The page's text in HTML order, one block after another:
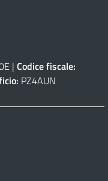
| Codice fiscale:
PZ4AUN